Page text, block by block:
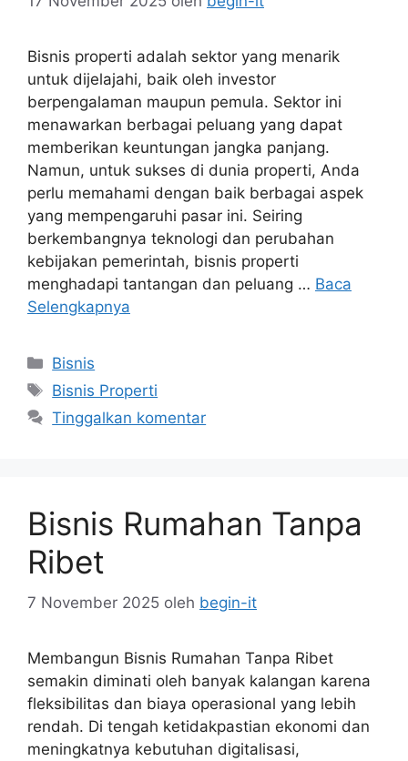
Bisnis properti adalah sektor yang menarik
untuk dijelajahi, baik oleh investor
berpengalaman maupun pemula. Sektor ini
menawarkan berbagai peluang yang dapat
memberikan keuntungan jangka panjang.
Namun, untuk sukses di dunia properti, Anda
perlu memahami dengan baik berbagai aspek
yang mempengaruhi pasar ini. Seiring
berkembangnya teknologi dan perubahan
kebijakan pemerintah, bisnis properti
menghadapi tantangan dan peluang … Baca
Selengkapnya
Kategori
Bisnis
Tag
Bisnis Properti
Tinggalkan komentar
Bisnis Rumahan Tanpa
Ribet
7 November 2025 oleh begin-it
Membangun Bisnis Rumahan Tanpa Ribet
semakin diminati oleh banyak kalangan karena
fleksibilitas dan biaya operasional yang lebih
rendah. Di tengah ketidakpastian ekonomi dan
meningkatnya kebutuhan digitalisasi,